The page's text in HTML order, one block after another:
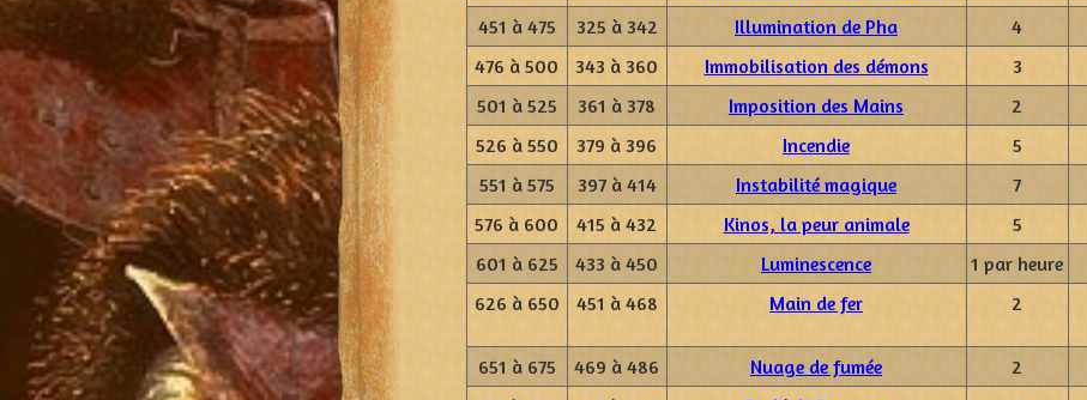
451 à 475
325 à 342 Illumination de Pha 4
476 à 500
343 à 360 Immobilisation des démons 3
501 à 525
361 à 378 Imposition des Mains 2
526 à 550
379 à 396 Incendie 5
551 à 575
397 à 414 Instabilité magique 7
576 à 600
415 à 432 Kinos, la peur animale 5
601 à 625
433 à 450 Luminescence 1 par heure
626 à 650
451 à 468 Main de fer 2
651 à 675
469 à 486 Nuage de fumée 2